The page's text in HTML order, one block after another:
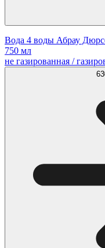
Вода 4 воды Абрау
750 мл
не газированная /